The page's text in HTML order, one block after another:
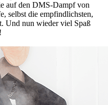
auf den DMS-Dampf von
selbst die empfindlichsten,
Und nun wieder viel Spaß